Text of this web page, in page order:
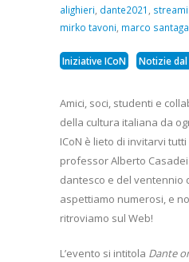
alighieri dante2021
mirko tavoni marco
Iniziative ICoN Notizie
Amici, soci, studenti e
della cultura italiana da
ICoN è lieto di invitarvi
professor Alberto
dantesco e del ventennio
aspettiamo numerosi, e
ritroviamo sul Web!
L’evento si intitola Dante